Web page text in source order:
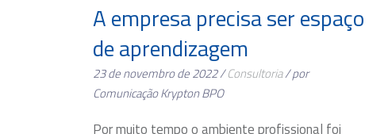
A empresa precisa ser espaço
de aprendizagem
23 de novembro de 2022 /Consultoria/ por
Comunicação Krypton BPO
Por muito tempo o ambiente profissional foi